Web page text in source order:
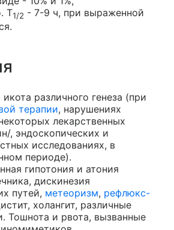
T1/2 - 7-9 ч, при выраженной
икота различного генеза (при
терапии, нарушениях
лекарственных
, эндоскопических и
исследованиях, в
периоде).
гипотония и атония
дискинезия
путей, метеоризм, рефлюкс-
холангит, различные
Тошнота и рвота, вызванные